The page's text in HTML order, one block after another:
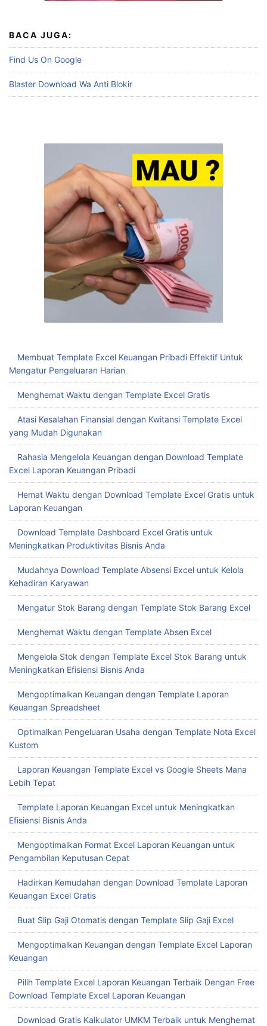
BACA JUGA:
Find Us On Google
Blaster Download Wa Anti Blokir
Membuat Template Excel Keuangan Pribadi Effektif Untuk
Mengatur Pengeluaran Harian
Menghemat Waktu dengan Template Excel Gratis
Atasi Kesalahan Finansial dengan Kwitansi Template Excel
yang Mudah Digunakan
Rahasia Mengelola Keuangan dengan Download Template
Excel Laporan Keuangan Pribadi
Hemat Waktu dengan Download Template Excel Gratis untuk
Laporan Keuangan
Download Template Dashboard Excel Gratis untuk
Meningkatkan Produktivitas Bisnis Anda
Mudahnya Download Template Absensi Excel untuk Kelola
Kehadiran Karyawan
Mengatur Stok Barang dengan Template Stok Barang Excel
Menghemat Waktu dengan Template Absen Excel
Mengelola Stok dengan Template Excel Stok Barang untuk
Meningkatkan Efisiensi Bisnis Anda
Mengoptimalkan Keuangan dengan Template Laporan
Keuangan Spreadsheet
Optimalkan Pengeluaran Usaha dengan Template Nota Excel
Kustom
Laporan Keuangan Template Excel vs Google Sheets Mana
Lebih Tepat
Template Laporan Keuangan Excel untuk Meningkatkan
Efisiensi Bisnis Anda
Mengoptimalkan Format Excel Laporan Keuangan untuk
Pengambilan Keputusan Cepat
Hadirkan Kemudahan dengan Download Template Laporan
Keuangan Excel Gratis
Buat Slip Gaji Otomatis dengan Template Slip Gaji Excel
Mengoptimalkan Keuangan dengan Template Excel Laporan
Keuangan
Pilih Template Excel Laporan Keuangan Terbaik Dengan Free
Download Template Excel Laporan Keuangan
Download Gratis Kalkulator UMKM Terbaik untuk Menghemat